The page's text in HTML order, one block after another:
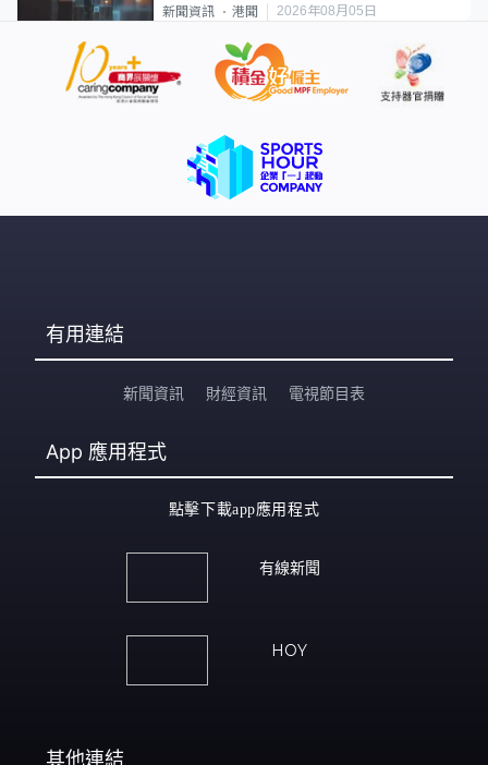
新聞資訊 港聞 2026年08月05日
有用連結
新聞資訊 財經資訊 電視節目表
App 應用程式
點擊下載app應用程式
有線新聞
HOY
其他連結